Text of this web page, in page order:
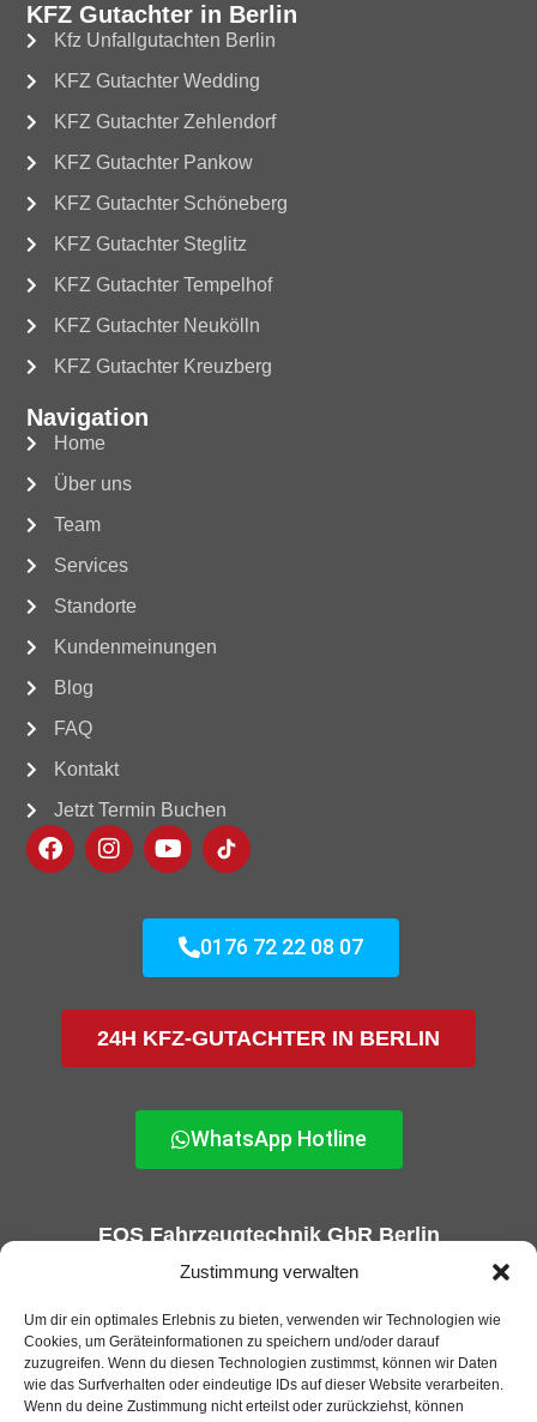
Zustimmung verwalten
Um dir ein optimales Erlebnis zu bieten, verwenden wir Technologien wie
Cookies, um Geräteinformationen zu speichern und/oder darauf
zuzugreifen. Wenn du diesen Technologien zustimmst, können wir Daten
wie das Surfverhalten oder eindeutige IDs auf dieser Website verarbeiten.
Wenn du deine Zustimmung nicht erteilst oder zurückziehst, können
KFZ Gutachter in Berlin
Kfz Unfallgutachten Berlin
KFZ Gutachter Wedding
KFZ Gutachter Zehlendorf
KFZ Gutachter Pankow
KFZ Gutachter Schöneberg
KFZ Gutachter Steglitz
KFZ Gutachter Tempelhof
KFZ Gutachter Neukölln
KFZ Gutachter Kreuzberg
Navigation
Home
Über uns
Team
Services
Standorte
Kundenmeinungen
Blog
FAQ
Kontakt
Jetzt Termin Buchen
0176 72 22 08 07
24H KFZ-GUTACHTER IN BERLIN
WhatsApp Hotline
EOS Fahrzeugtechnik GbR Berlin
KFZ-Gutachter und GTÜ Prüfstelle in Berlin